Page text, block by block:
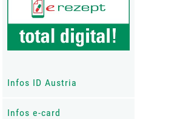
Infos ID Austria
Infos e-card